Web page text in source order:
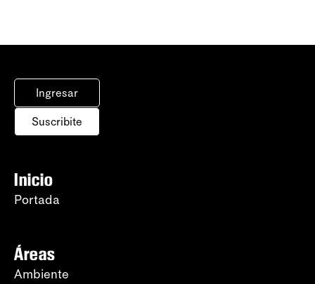
Ingresar
Suscribite
Inicio
Portada
Áreas
Ambiente